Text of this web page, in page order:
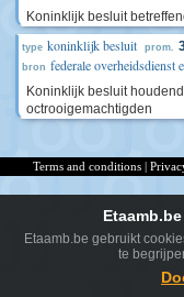
Koninklijk besluit
type koninklijk besluit prom.
bron federale overheidsdienst
Koninklijk besluit
octrooigemachtigden
Terms and conditions |
Etaamb.be gebruikt
te